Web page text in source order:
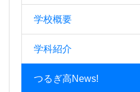
学校概要
学科紹介
つるぎ高News!